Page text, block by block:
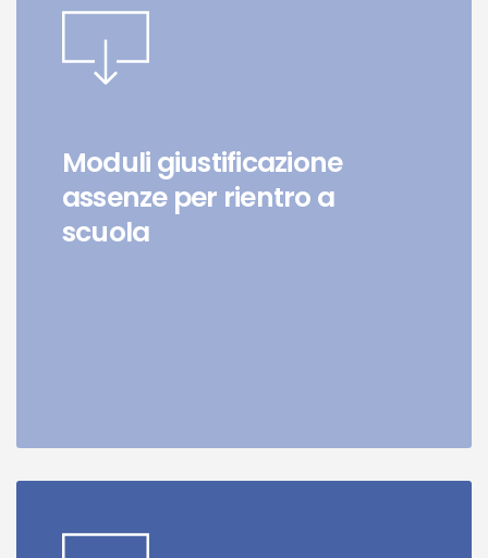
Moduli giustificazione
assenze per rientro a
scuola